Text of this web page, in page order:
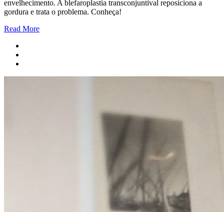
envelhecimento. A blefaroplastia transconjuntival reposiciona a
gordura e trata o problema. Conheça!
Read More